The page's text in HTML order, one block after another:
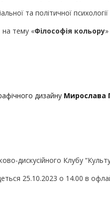
та політичної
на тему «Філософія кольору»
дизайну Мирослава
дискусійного Клубу
25.10.2023 о 14.00 в